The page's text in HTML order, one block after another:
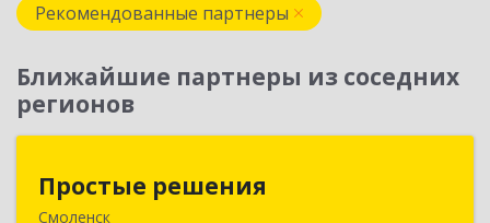
Рекомендованные партнеры
Ближайшие партнеры из соседних
регионов
Простые решения
Смоленск